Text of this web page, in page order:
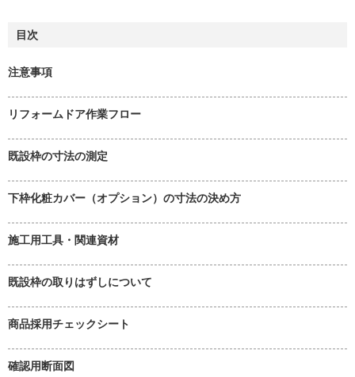
目次
注意事項
リフォームドア作業フロー
既設枠の寸法の測定
下枠化粧カバー（オプション）の寸法の決め方
施工用工具・関連資材
既設枠の取りはずしについて
商品採用チェックシート
確認用断面図